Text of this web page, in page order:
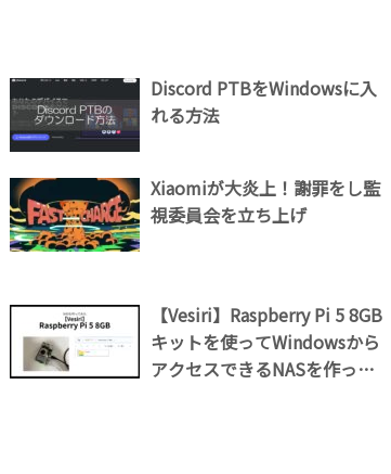
Discord PTBをWindowsに入
れる方法
Xiaomiが大炎上！謝罪をし監
視委員会を立ち上げ
【Vesiri】Raspberry Pi 5 8GB
キットを使ってWindowsから
アクセスできるNASを作って